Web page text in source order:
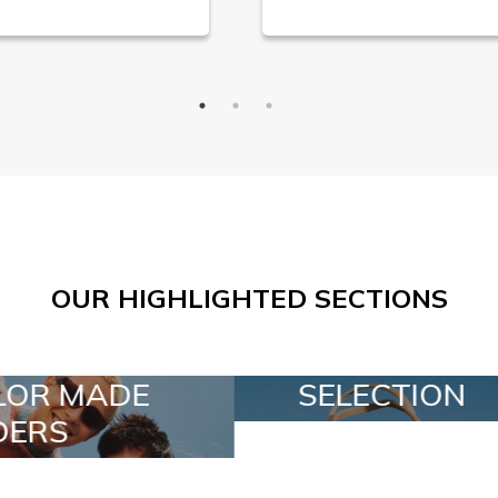
OUR HIGHLIGHTED SECTIONS
SELECTION SPECIAL